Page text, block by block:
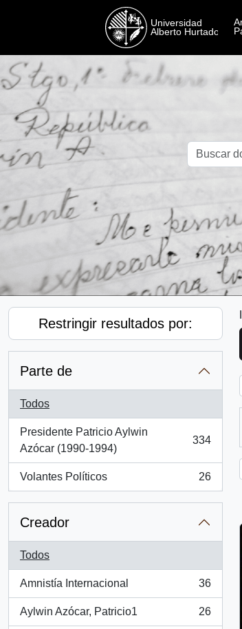
Restringir resultados por:
Parte de
Todos
Presidente Patricio Aylwin
Azócar (1990-1994)
, 334 resultados
334
Volantes Políticos
, 26 resultados
26
Creador
Todos
Amnistía Internacional
, 36 resultados
36
Aylwin Azócar, Patricio1
, 26 resultados
26